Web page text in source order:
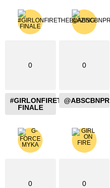
0
#GIRLONFIRETHEBLAZING
FINALE
0
@ABSCBNPR
0 0